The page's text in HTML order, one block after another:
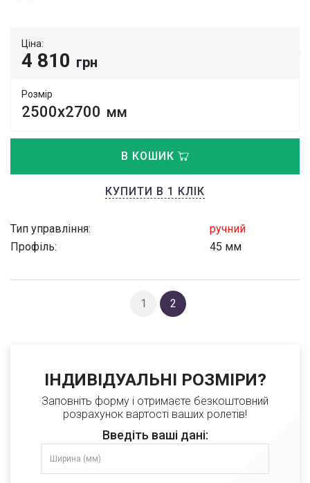
Ціна:
4 810 грн
Розмір
2500х2700 мм
В КОШИК
КУПИТИ В 1 КЛІК
Тип управління:
ручний
Профіль:
45 мм
1 2
ІНДИВІДУАЛЬНІ РОЗМІРИ?
Заповніть форму і отримаєте безкоштовний
розрахунок вартості ваших ролетів!
Введіть ваші дані: